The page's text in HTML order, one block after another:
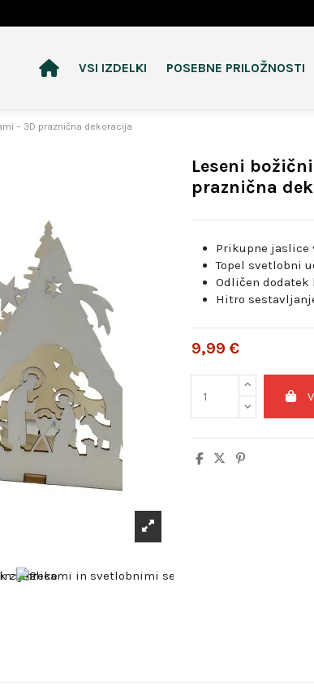
VSI IZDELKI POSEBNE PRILOŽNOSTI
– 3D praznična dekoracija
Leseni
praznična
Prikupne jaslice
Topel svetlobni
Odličen
Hitro
9,99 €